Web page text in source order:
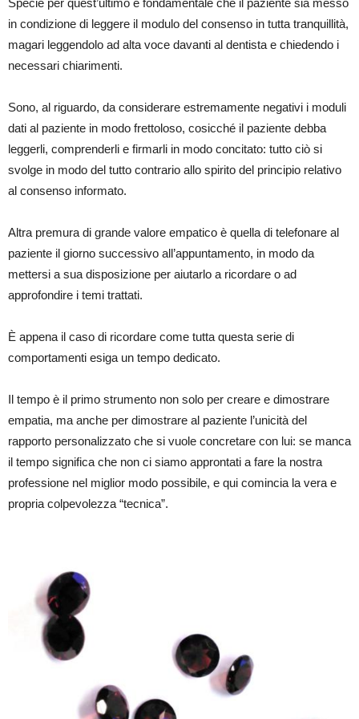
Specie per quest’ultimo è fondamentale che il paziente sia messo
in condizione di leggere il modulo del consenso in tutta tranquillità,
magari leggendolo ad alta voce davanti al dentista e chiedendo i
necessari chiarimenti.
Sono, al riguardo, da considerare estremamente negativi i moduli
dati al paziente in modo frettoloso, cosicché il paziente debba
leggerli, comprenderli e firmarli in modo concitato: tutto ciò si
svolge in modo del tutto contrario allo spirito del principio relativo
al consenso informato.
Altra premura di grande valore empatico è quella di telefonare al
paziente il giorno successivo all’appuntamento, in modo da
mettersi a sua disposizione per aiutarlo a ricordare o ad
approfondire i temi trattati.
È appena il caso di ricordare come tutta questa serie di
comportamenti esiga un tempo dedicato.
Il tempo è il primo strumento non solo per creare e dimostrare
empatia, ma anche per dimostrare al paziente l’unicità del
rapporto personalizzato che si vuole concretare con lui: se manca
il tempo significa che non ci siamo approntati a fare la nostra
professione nel miglior modo possibile, e qui comincia la vera e
propria colpevolezza “tecnica”.